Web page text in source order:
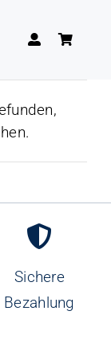
Sichere
Bezahlung